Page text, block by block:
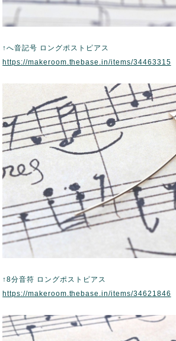
↑へ音記号 ロングポストピアス
https://makeroom.thebase.in/items/34463315
↑8分音符 ロングポストピアス
https://makeroom.thebase.in/items/34621846